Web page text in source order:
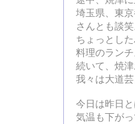
埼玉県、東
さんとも談笑
ちょっとし
料理のランチ
続いて、焼
我々は大道芸
今日は昨日
気温も下が